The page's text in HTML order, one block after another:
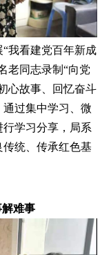
看建党百年新成
老同志录制“向党
心故事、回忆奋斗
过集中学习、微
学习分享，局系
统、传承红色基
难事